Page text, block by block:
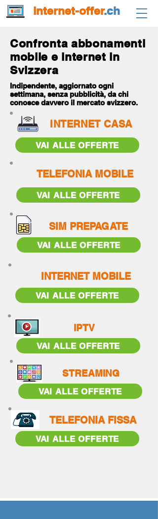
internet-offer.ch
Confronta abbonamenti
mobile e internet in
Svizzera
Indipendente, aggiornato ogni
settimana, senza pubblicità, da chi
conosce davvero il mercato svizzero.
INTERNET CASA
VAI ALLE OFFERTE
TELEFONIA MOBILE
VAI ALLE OFFERTE
SIM PREPAGATE
VAI ALLE OFFERTE
INTERNET MOBILE
VAI ALLE OFFERTE
IPTV
VAI ALLE OFFERTE
STREAMING
VAI ALLE OFFERTE
TELEFONIA FISSA
VAI ALLE OFFERTE